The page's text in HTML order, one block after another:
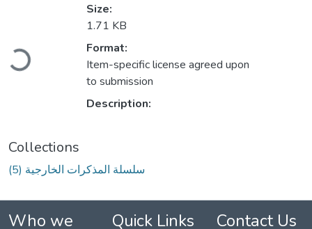
Loading...
Size:
1.71 KB
Format:
Item-specific license agreed upon
to submission
Description:
Collections
(5) سلسلة المذكرات الخارجية
Who we
Quick Links Contact Us